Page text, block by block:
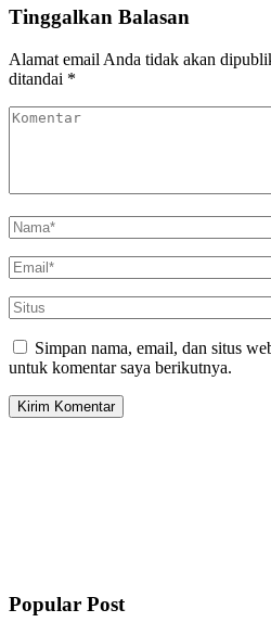
Tinggalkan Balasan
Alamat email Anda tidak akan
ditandai *
Simpan nama, email, dan situs
untuk komentar saya berikutnya.
Popular Post